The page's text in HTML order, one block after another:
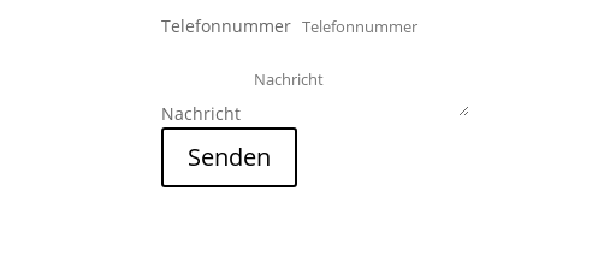
Telefonnummer
Nachricht
Senden